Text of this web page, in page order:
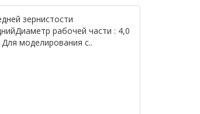
зернистости
рабочей части : 4,0
моделирования с..